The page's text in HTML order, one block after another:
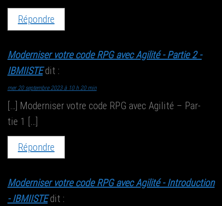
Répondre
Moderniser votre code RPG avec Agilité - Partie 2 -
IBMIISTE dit :
mer 20 septembre 2023 à 10 h 20 min
[…] Moder­ni­ser votre code RPG avec Agi­li­té – Par­
tie 1 […]
Répondre
Moderniser votre code RPG avec Agilité - Introduction
- IBMIISTE dit :